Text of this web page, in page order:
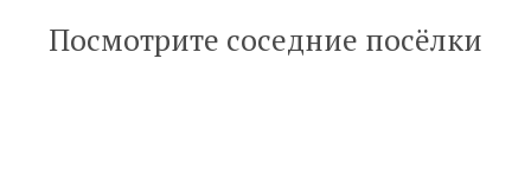
Посмотрите соседние посёлки